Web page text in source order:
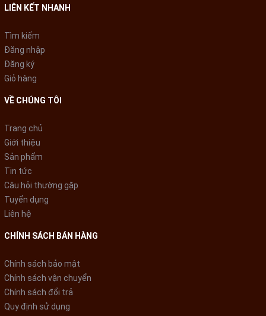
Máy sấy với chế độ
Khi máy hoạt động liên tục trong thời gian dài, nhiệt độ tăng
cao hơn mức an toàn quy định của nhà sản xuất, chế độ tự
ngắt sẽ hoạt động. Nhờ đó tăng tính an toàn cho người dùng
LIÊN KẾT NHANH
Tìm kiếm
Đăng nhập
Đăng ký
Giỏ hàng
VỀ CHÚNG TÔI
Trang chủ
Giới thiệu
Sản phẩm
Tin tức
Câu hỏi thường gặp
Tuyển dụng
Liên hệ
CHÍNH SÁCH BÁN HÀNG
Chính sách bảo mật
Chính sách vận chuyển
Chính sách đổi trả
Quy định sử dụng